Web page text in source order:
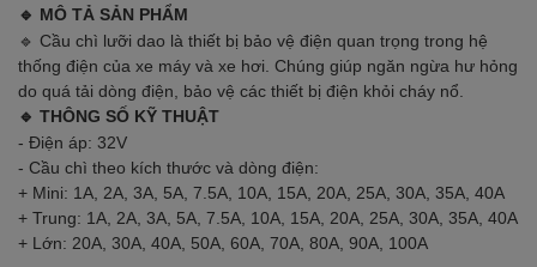
🔹 MÔ TẢ SẢN PHẨM
🔹 Cầu chì lưỡi dao là thiết bị bảo vệ điện quan trọng trong hệ
thống điện của xe máy và xe hơi. Chúng giúp ngăn ngừa hư hỏng
do quá tải dòng điện, bảo vệ các thiết bị điện khỏi cháy nổ.
🔹 THÔNG SỐ KỸ THUẬT
- Điện áp: 32V
- Cầu chì theo kích thước và dòng điện:
+ Mini: 1A, 2A, 3A, 5A, 7.5A, 10A, 15A, 20A, 25A, 30A, 35A, 40A
+ Trung: 1A, 2A, 3A, 5A, 7.5A, 10A, 15A, 20A, 25A, 30A, 35A, 40A
+ Lớn: 20A, 30A, 40A, 50A, 60A, 70A, 80A, 90A, 100A